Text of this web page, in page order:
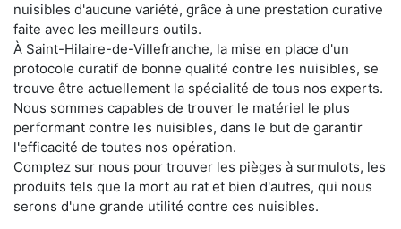
nuisibles d'aucune variété, grâce à une prestation curative
faite avec les meilleurs outils.
À Saint-Hilaire-de-Villefranche, la mise en place d'un
protocole curatif de bonne qualité contre les nuisibles, se
trouve être actuellement la spécialité de tous nos experts.
Nous sommes capables de trouver le matériel le plus
performant contre les nuisibles, dans le but de garantir
l'efficacité de toutes nos opération.
Comptez sur nous pour trouver les pièges à surmulots, les
produits tels que la mort au rat et bien d'autres, qui nous
serons d'une grande utilité contre ces nuisibles.